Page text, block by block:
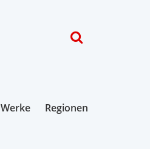
Werke Regionen